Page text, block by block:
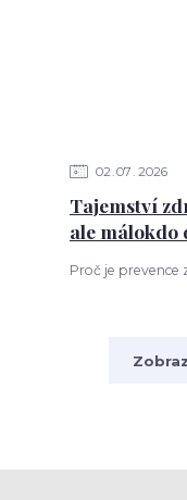
02 07 2026
Tajemství
ale málokdo
Proč je prevence